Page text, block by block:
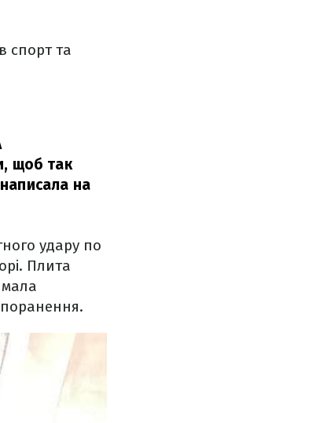
спорт та
щоб так
на
удару по
Плита